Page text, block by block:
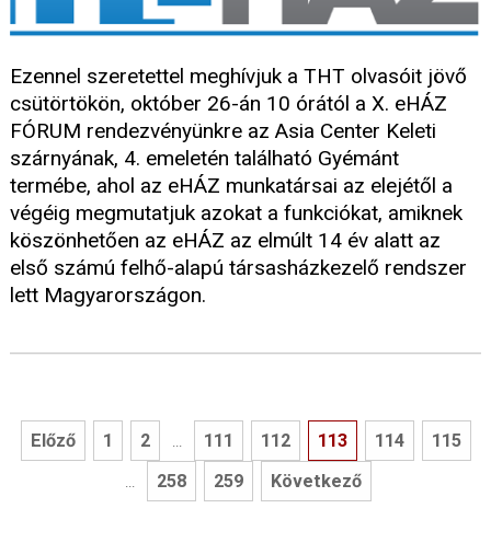
Ezennel szeretettel meghívjuk a THT olvasóit jövő
csütörtökön, október 26-án 10 órától a X. eHÁZ
FÓRUM rendezvényünkre az Asia Center Keleti
szárnyának, 4. emeletén található Gyémánt
termébe, ahol az eHÁZ munkatársai az elejétől a
végéig megmutatjuk azokat a funkciókat, amiknek
köszönhetően az eHÁZ az elmúlt 14 év alatt az
első számú felhő-alapú társasházkezelő rendszer
lett Magyarországon.
Előző 1 2 ... 111 112 113 114 115
... 258 259 Következő